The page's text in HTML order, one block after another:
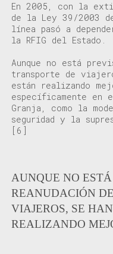
En 2005, con la
de la Ley 39/2003
línea pasó a
la RFIG del Estado.
Aunque no está
transporte de
están realizando
específicamente en
Granja, como la
seguridad y la
[6]
AUNQUE NO
REANUDACIÓN
VIAJEROS, SE
REALIZANDO